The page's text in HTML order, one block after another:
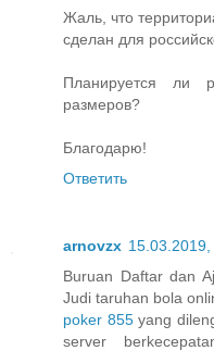
Жаль, что
сделан для
Планируется ли
размеров?
Благодарю!
Ответить
arnovzx 15.03.2019,
Buruan Daftar dan
Judi taruhan bola
poker 855yang
server